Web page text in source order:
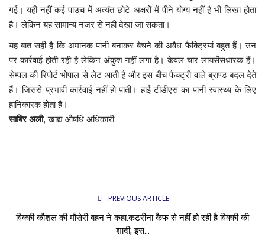
गई। यही नहीं कई पाउच में अत्यंत छोटे अक्षरों में पीने योग्य नहीं है भी लिखा होता
है। लेकिन यह सामान्य नजर से नहीं देखा जा सकता।
यह बात सही है कि अमानक पानी बनाकर बेचने की अवैध फैक्ट्रियां बहुत हैं। उन
पर कार्रवाई होती रही है लेकिन अंकुश नहीं लगा है। केवल चार लायसेंसधारक हैं।
सेम्पल की रिपोर्ट भोपाल से लेट आती है और इस बीच फैक्ट्री वाले ब्राण्ड बदल देते
हैं। जिससे प्रभावी कार्रवाई नहीं हो पाती। हाई टीडीएस का पानी स्वास्थ्य के लिए
हानिकारक होता है।
साबिर अली, खाद्य औषधि अधिकारी
PREVIOUS ARTICLE
विक्की कौशल की मौसेरी बहन ने कहा:कटरीना कैफ से नहीं हो रही है विक्की की
शादी, इस...